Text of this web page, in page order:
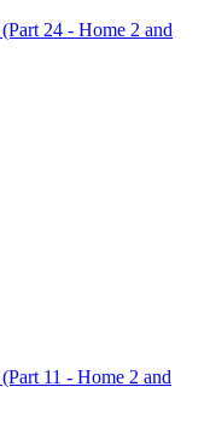
24 - Home 2 and
11 - Home 2 and